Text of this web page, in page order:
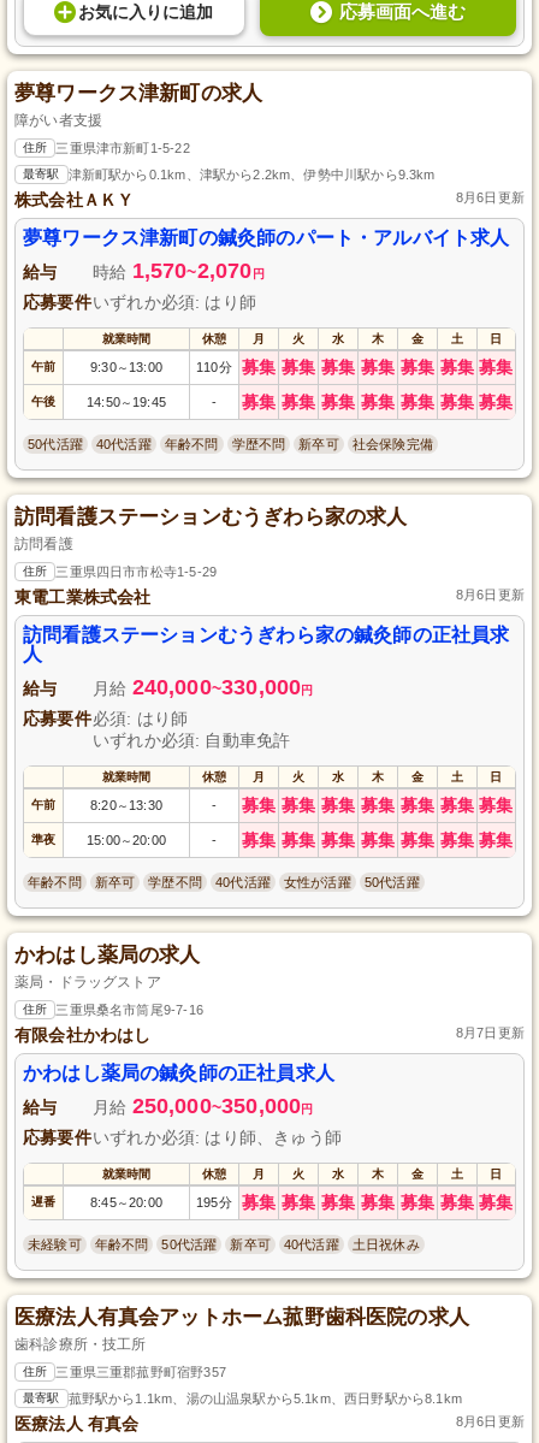
お気に入り に追加 応募画面へ進む
夢尊ワークス津新町の求人
障がい者支援
住所 三重県津市新町1-5-22
最寄駅 津新町駅から0.1km、津駅から2.2km、伊勢中川駅から9.3km
株式会社ＡＫＹ 8月6日更新
夢尊ワークス津新町の鍼灸師のパート・アルバイト求人
給与 時給 1,570~2,070 円
応募要件いずれか必須: はり師
就業時間 休憩 月 火 水 木 金 土 日
午前 9:30～ 13:00 110分 募集 募集 募集 募集 募集 募集 募集
午後 14:50～ 19:45 - 募集 募集 募集 募集 募集 募集 募集
50代活躍 40代活躍 年齢不問 学歴不問 新卒可 社会保険完備
訪問看護ステーションむうぎわら家の求人
訪問看護
住所 三重県四日市市松寺1-5-29
東電工業株式会社 8月6日更新
訪問看護ステーションむうぎわら家の鍼灸師の正社員求
人
給与 月給 240,000~330,000円
応募要件必須: はり師
いずれか必須: 自動車免許
就業時間 休憩 月 火 水 木 金 土 日
午前 8:20～ 13:30 - 募集 募集 募集 募集 募集 募集 募集
準夜 15:00～20:00 - 募集 募集 募集 募集 募集 募集 募集
年齢不問 新卒可 学歴不問 40代活躍 女性が活躍 50代活躍
かわはし薬局の求人
薬局・ドラッグストア
住所 三重県桑名市筒尾9-7-16
有限会社かわはし 8月7日更新
かわはし薬局の鍼灸師の正社員求人
給与 月給 250,000~350,000円
応募要件いずれか必須: はり師、きゅう師
就業時間 休憩 月 火 水 木 金 土 日
遅番 8:45～20:00 195分 募集 募集 募集 募集 募集 募集 募集
未経験可 年齢不問 50代活躍 新卒可 40代活躍 土日祝休み
医療法人有真会アットホーム菰野歯科医院の求人
歯科診療所・技工所
住所 三重県三重郡菰野町宿野357
最寄駅 菰野駅から1.1km、湯の山温泉駅から5.1km、西日野駅から8.1km
医療法人 有真会 8月6日更新